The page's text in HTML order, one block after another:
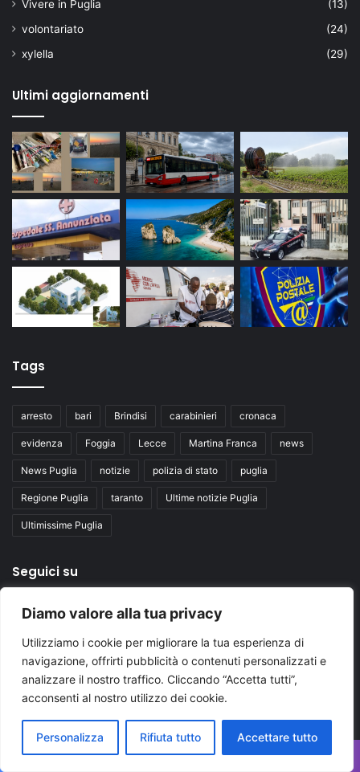
Diamo valore alla tua privacy
Utilizziamo i cookie per migliorare la tua esperienza di
navigazione, offrirti pubblicità o contenuti personalizzati e
analizzare il nostro traffico. Cliccando “Accetta tutti”,
acconsenti al nostro utilizzo dei cookie.
Personalizza Rifiuta tutto Accettare tutto
Vivere in Puglia
(13)
volontariato
(24)
xylella
(29)
Ultimi aggiornamenti
Tags
arresto bari Brindisi carabinieri cronaca
evidenza Foggia Lecce Martina Franca news
News Puglia notizie polizia di stato puglia
Regione Puglia taranto Ultime notizie Puglia
Ultimissime Puglia
Seguici su
Facebook
Tube
Inserisci